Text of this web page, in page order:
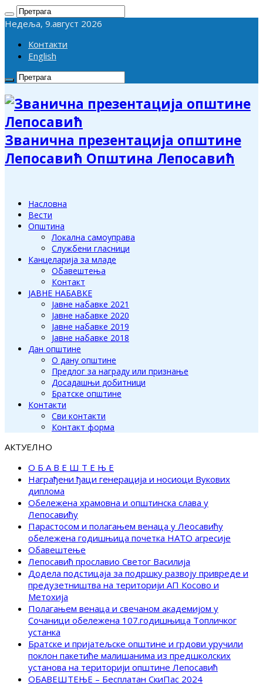
Недеља, 9.август 2026
Контакти
English
Званична презентација општине
Лепосавић Општина Лепосавић
Насловна
Вести
Општина
Локална самоуправа
Службени гласници
Канцеларија за младе
Обавештења
Контакт
ЈАВНЕ НАБАВКЕ
Јавне набавке 2021
Јавне набавке 2020
Јавне набавке 2019
Јавне набавке 2018
Дан општине
О дану општине
Предлог за награду или признање
Досадашњи добитници
Братске општине
Контакти
Сви контакти
Контакт форма
АКТУЕЛНО
О Б А В Е Ш Т Е Њ Е
Награђени ђаци генерација и носиоци Вукових
диплома
Обележена храмовна и општинска слава у
Лепосавићу
Парастосом и полагањем венаца у Леосавићу
обележена годишњица почетка НАТО агресије
Обавештење
Лепосавић прославио Светог Василија
Додела подстицаја за подршку развоју привреде и
предузетништва на територији АП Косово и
Метохија
Полагањем венаца и свечаном академијом у
Сочаници обележена 107.годишњица Топличког
устанка
Братске и пријатељске општине и грдови уручили
поклон пакетиће малишанима из предшколских
установа на територији општине Лепосавић
ОБАВЕШТЕЊЕ – Бесплатан СкиПас 2024